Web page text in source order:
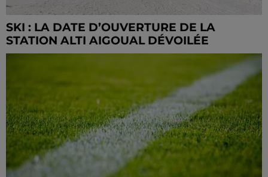
SKI : LA DATE D’OUVERTURE DE LA
STATION ALTI AIGOUAL DÉVOILÉE